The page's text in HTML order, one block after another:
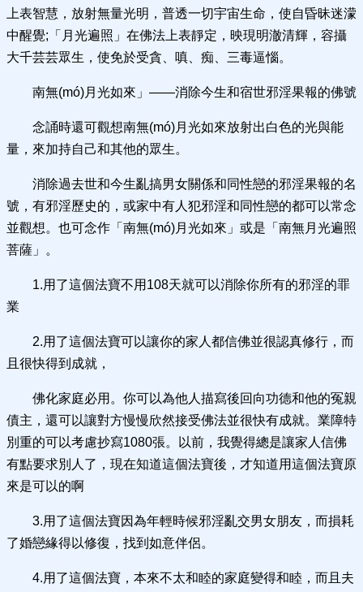
上表智慧，放射無量光明，普透一切宇宙生命，使自昏昧迷濛
中醒覺;「月光遍照」在佛法上表靜定，映現明澈清輝，容攝
大千芸芸眾生，使免於受貪、嗔、痴、三毒逼惱。
南無(mó)月光如來」——消除今生和宿世邪淫果報的佛號
念誦時還可觀想南無(mó)月光如來放射出白色的光與能
量，來加持自己和其他的眾生。
消除過去世和今生亂搞男女關係和同性戀的邪淫果報的名
號，有邪淫歷史的，或家中有人犯邪淫和同性戀的都可以常念
並觀想。也可念作「南無(mó)月光如來」或是「南無月光遍照
菩薩」。
1.用了這個法寶不用108天就可以消除你所有的邪淫的罪
業
2.用了這個法寶可以讓你的家人都信佛並很認真修行，而
且很快得到成就，
佛化家庭必用。你可以為他人描寫後回向功德和他的冤親
債主，還可以讓對方慢慢欣然接受佛法並很快有成就。業障特
別重的可以考慮抄寫1080張。以前，我覺得總是讓家人信佛
有點要求別人了，現在知道這個法寶後，才知道用這個法寶原
來是可以的啊
3.用了這個法寶因為年輕時候邪淫亂交男女朋友，而損耗
了婚戀緣得以修復，找到如意伴侶。
4.用了這個法寶，本來不太和睦的家庭變得和睦，而且夫